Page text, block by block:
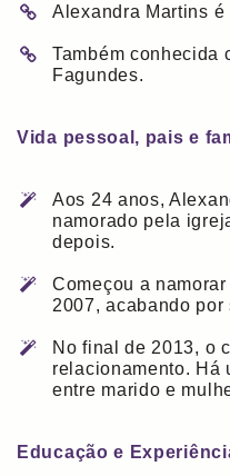
Alexandra Martins
Também conhecida
Fagundes.
Vida pessoal, pais e
Aos 24 anos,
namorado pela
depois.
Começou a
2007, acabando
No final de 2013, o
relacionamento. Há
entre marido e
Educação e